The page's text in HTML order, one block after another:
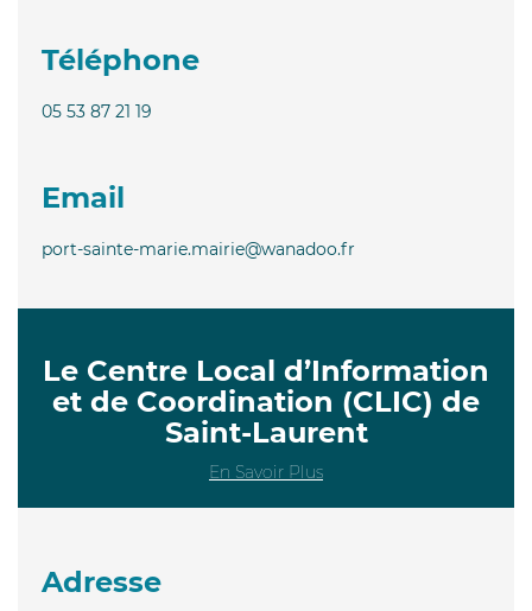
Téléphone
05 53 87 21 19
Email
port-sainte-marie.mairie@wanadoo.fr
Le Centre Local d’Information
et de Coordination (CLIC) de
Saint-Laurent
En Savoir Plus
Adresse